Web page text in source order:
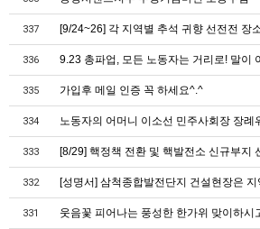
337 [9/24~26] 각 지역별 추석 귀향 선전전 장
336 9.23 총파업, 모든 노동자는 거리로! 말이
335 가입후 메일 인증 꼭 하세요^.^
334 노동자의 어머니 이소선 민주사회장 장례
333 [8/29] 핵정책 전환 및 핵발전소 신규부지
332 [성명서] 삼척종합발전단지 건설현장은
331 웃음꽃 피어나는 풍성한 한가위 맞이하